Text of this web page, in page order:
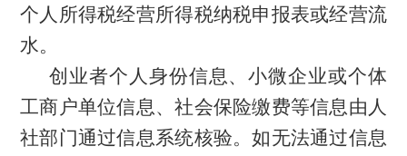
个人所得税经营所得税纳税申报表或经营流
水。
创业者个人身份信息、小微企业或个体
工商户单位信息、社会保险缴费等信息由人
社部门通过信息系统核验。如无法通过信息